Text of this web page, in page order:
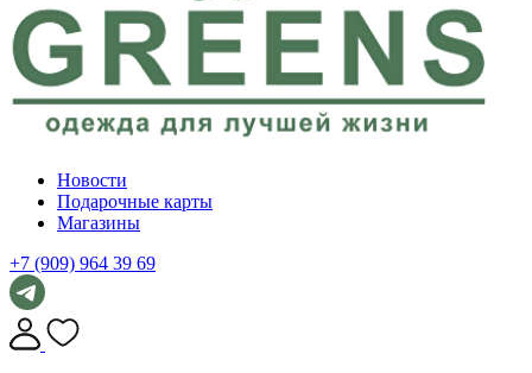
Новости
Подарочные карты
Магазины
+7 (909) 964 39 69